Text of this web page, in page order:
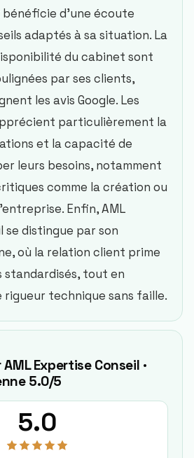
d'une écoute
adaptés à sa situation. La
du cabinet sont
par ses clients,
les avis Google. Les
particulièrement la
et la capacité de
leurs besoins, notamment
comme la création ou
Enfin, AML
se distingue par son
où la relation client prime
standardisés, tout en
technique sans faille.
Expertise Conseil ·
5.0/5
5.0